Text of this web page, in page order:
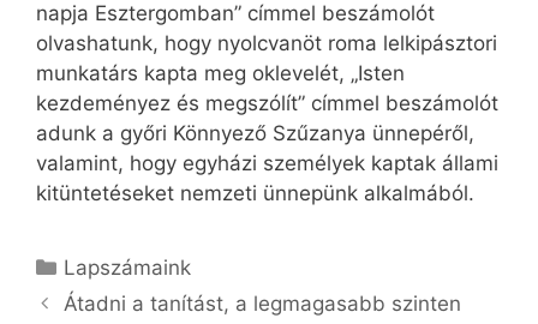
napja Esztergomban” címmel beszámolót
olvashatunk, hogy nyolcvanöt roma lelkipásztori
munkatárs kapta meg oklevelét, „Isten
kezdeményez és megszólít” címmel beszámolót
adunk a győri Könnyező Szűzanya ünnepéről,
valamint, hogy egyházi személyek kaptak állami
kitüntetéseket nemzeti ünnepünk alkalmából.
Kategória
Lapszámaink
Átadni a tanítást, a legmagasabb szinten